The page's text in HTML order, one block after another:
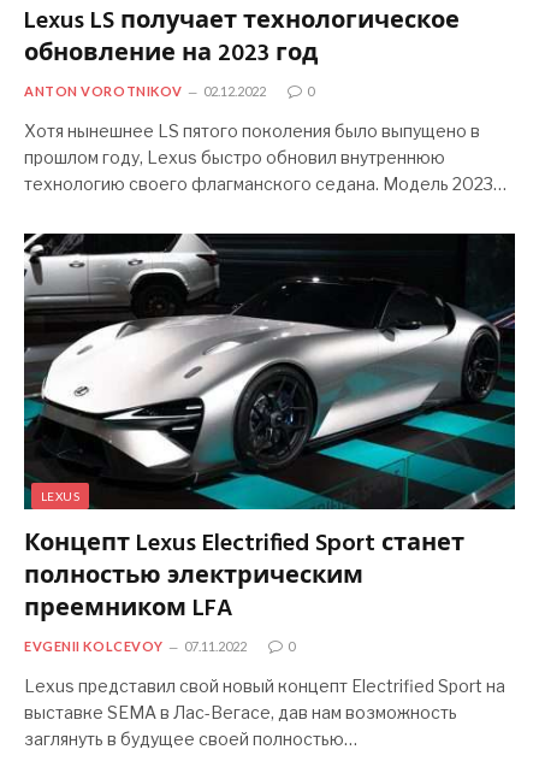
Lexus LS получает технологическое
обновление на 2023 год
ANTON VOROTNIKOV 02.12.2022 0
Хотя нынешнее LS пятого поколения было выпущено в
прошлом году, Lexus быстро обновил внутреннюю
технологию своего флагманского седана. Модель 2023…
LEXUS
Концепт Lexus Electrified Sport станет
полностью электрическим
преемником LFA
EVGENII KOLCEVOY 07.11.2022 0
Lexus представил свой новый концепт Electrified Sport на
выставке SEMA в Лас-Вегасе, дав нам возможность
заглянуть в будущее своей полностью…